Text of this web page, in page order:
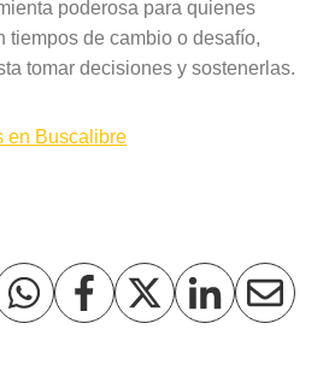
poderosa para quienes
tiempos de cambio o desafío,
tomar decisiones y sostenerlas.
en Buscalibre